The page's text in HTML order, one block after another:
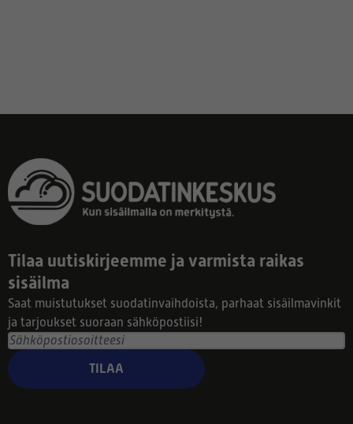
Tilaa uutiskirjeemme ja varmista raikas
sisäilma
Saat muistutukset suodatinvaihdoista, parhaat sisäilmavinkit
ja tarjoukset suoraan sähköpostiisi!
TILAA